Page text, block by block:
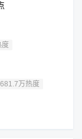
度
万热度